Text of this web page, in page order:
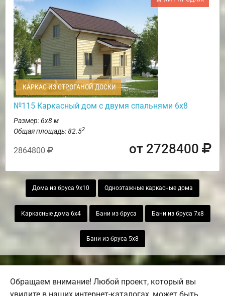
КАРКАС ИЗ СТРОГАНОЙ ДОСКИ
№115 Каркасный дом с двумя спальнями 6х8
Размер: 6х8 м
Общая площадь: 82.52
2864800 от 2728400
Дома из бруса 9х10 Одноэтажные каркасные дома
Каркасные дома 6х4 Бани из бруса Бани из бруса 7х8
Бани из бруса 5х8
Обращаем внимание! Любой проект, который вы